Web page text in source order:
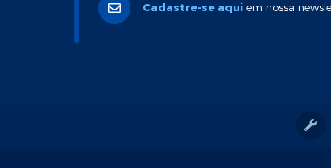
Cadastre-se aqui em nossa